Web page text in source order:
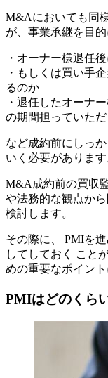
M&Aにおいても同
が、事業承継を目
・オーナー様退任
・もしくは買い手
るのか
・退任したオーナ
の期間担っていた
など成約前にしっ
いく必要があります
M&A成約前の買収
や法務的な観点か
検討します。
その際に、 PMIを
してしておく こと
めの重要なポイント
PMIはどのくら